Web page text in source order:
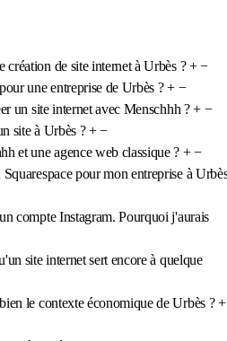
création de site internet à Urbès ? + −
une entreprise de Urbès ? + −
un site internet avec Menschhh ? + −
site à Urbès ? + −
et une agence web classique ? + −
pour mon entreprise à
compte Instagram. Pourquoi j'aurais
site internet sert encore à quelque
le contexte économique de Urbès ? +